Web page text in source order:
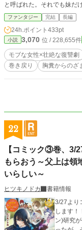
と呼ばれた。それでも妹だけは
の縁談にひそむ罪を、犯し
よかった。家族に必要とされた
直前、その笑みの意味を、よ
ますと、世界は妹の縁談が
るのは同じ朝。みんな忘れて、覚
だけ変えられる。 死ぬ前に
から消える。 人として数えられなかったわたしを、誰も疑わない。 まさか、自
その答えにたどり着くころ、
つ、静かに。 覚えている
ファンタジー 完結 長編
24h.ポイント 433pt
小説 3,070 位 / 228,655件
モブな女性×壮絶な復讐劇
巻き戻り
胸糞からのざ
22
【コミック③巻、3/
もらおう～父上は領
いらしい～
ヒツキノドカ
書籍情報
3/27より
します！！！！ ▽ 伯爵令嬢アリシ
ン)研究が何